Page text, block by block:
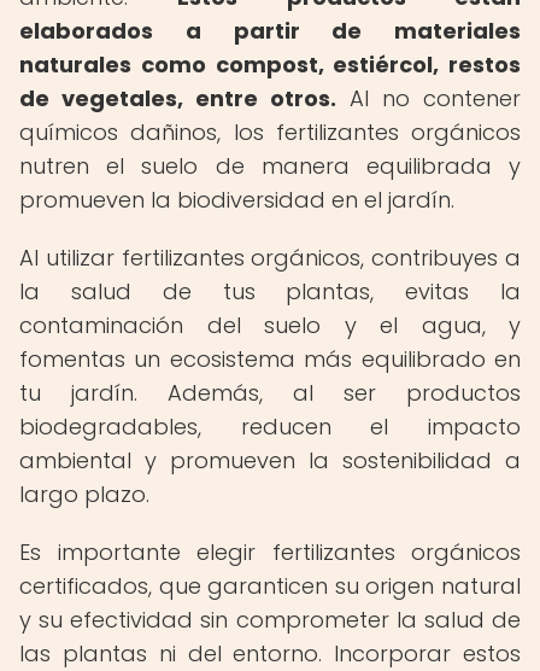
elaborados a partir de materiales
naturales como compost, estiércol, restos
de vegetales, entre otros. Al no contener
químicos dañinos, los fertilizantes orgánicos
nutren el suelo de manera equilibrada y
promueven la biodiversidad en el jardín.
Al utilizar fertilizantes orgánicos, contribuyes a
la salud de tus plantas, evitas la
contaminación del suelo y el agua, y
fomentas un ecosistema más equilibrado en
tu jardín. Además, al ser productos
biodegradables, reducen el impacto
ambiental y promueven la sostenibilidad a
largo plazo.
Es importante elegir fertilizantes orgánicos
certificados, que garanticen su origen natural
y su efectividad sin comprometer la salud de
las plantas ni del entorno. Incorporar estos